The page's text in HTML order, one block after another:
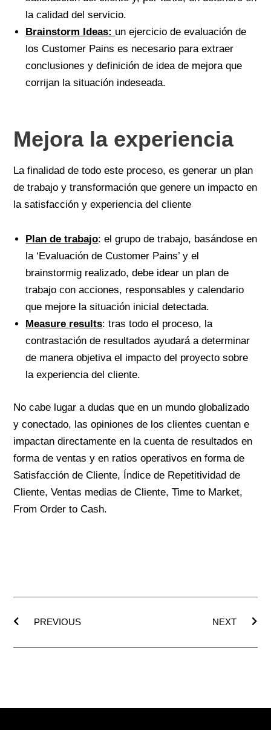
la calidad del servicio.
Brainstorm Ideas: un ejercicio de evaluación de
los Customer Pains es necesario para extraer
conclusiones y definición de idea de mejora que
corrijan la situación indeseada.
Mejora la experiencia
La finalidad de todo este proceso, es generar un plan
de trabajo y transformación que genere un impacto en
la satisfacción y experiencia del cliente
Plan de trabajo: el grupo de trabajo, basándose en
la ‘Evaluación de Customer Pains’ y el
brainstormig realizado, debe idear un plan de
trabajo con acciones, responsables y calendario
que mejore la situación inicial detectada.
Measure results: tras todo el proceso, la
contrastación de resultados ayudará a determinar
de manera objetiva el impacto del proyecto sobre
la experiencia del cliente.
No cabe lugar a dudas que en un mundo globalizado
y conectado, las opiniones de los clientes cuentan e
impactan directamente en la cuenta de resultados en
forma de ventas y en ratios operativos en forma de
Satisfacción de Cliente, Índice de Repetitividad de
Cliente, Ventas medias de Cliente, Time to Market,
From Order to Cash.
PREVIOUS NEXT